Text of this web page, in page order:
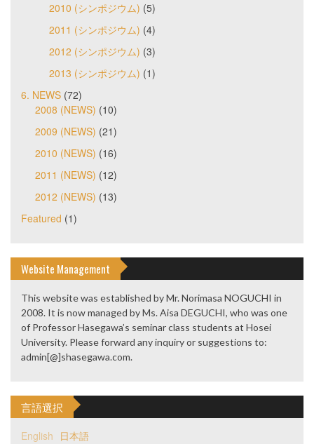
2010 (シンポジウム) (5)
2011 (シンポジウム) (4)
2012 (シンポジウム) (3)
2013 (シンポジウム) (1)
6. NEWS (72)
2008 (NEWS) (10)
2009 (NEWS) (21)
2010 (NEWS) (16)
2011 (NEWS) (12)
2012 (NEWS) (13)
Featured (1)
Website Management
This website was established by Mr. Norimasa NOGUCHI in
2008. It is now managed by Ms. Aisa DEGUCHI, who was one
of Professor Hasegawa’s seminar class students at Hosei
University. Please forward any inquiry or suggestions to:
admin[@]shasegawa.com.
言語選択
English 日本語